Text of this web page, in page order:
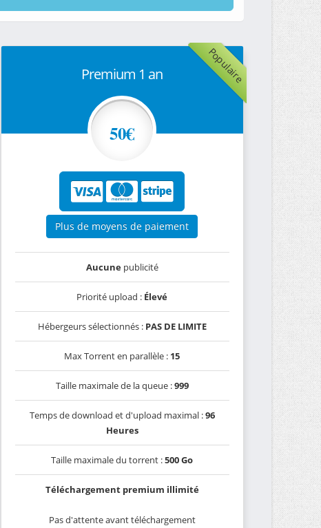
Populaire
Premium 1 an
50€
Plus de moyens de paiement
Aucunepublicité
Priorité upload : Élevé
Hébergeurs sélectionnés : PAS DE LIMITE
Max Torrent en parallèle : 15
Taille maximale de la queue :999
Temps de download et d'upload maximal :96
Heures
Taille maximale du torrent :500 Go
Téléchargement premium illimité
Pas d'attente avant téléchargement